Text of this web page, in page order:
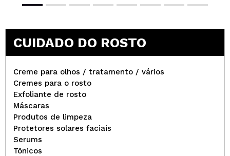
CUIDADO DO ROSTO
Creme para olhos / tratamento / vários
Cremes para o rosto
Exfoliante de rosto
Máscaras
Produtos de limpeza
Protetores solares faciais
Serums
Tônicos